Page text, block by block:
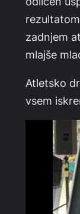
zadnjem
mlajše
Atletsko
vsem